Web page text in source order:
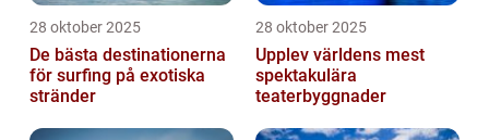
28 oktober 2025
De bästa destinationerna
för surfing på exotiska
stränder
28 oktober 2025
Upplev världens mest
spektakulära
teaterbyggnader